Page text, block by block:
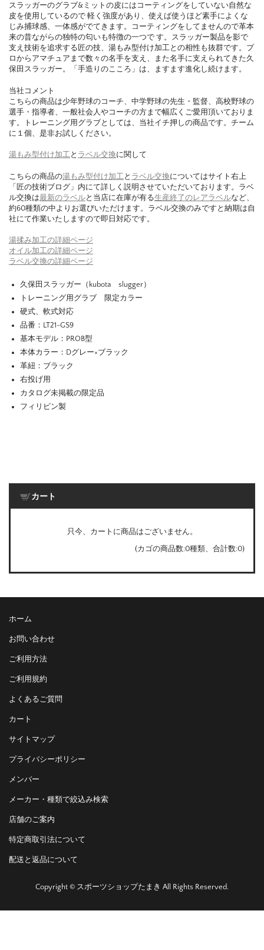
スラッガーのグラブ&ミットの皮にはコーティングをしていない自然な
皮を使用しているので 軽く強度があり、使えば使うほど素手によくな
じみ捕球感、一体感がでてきます。コーティングをしてませんので革本
来の昔ながらの独特の匂いも特徴の一つで す。スラッガー製品を影で
支え技術を追求する匠の技、湯もみ型付け加工との相性も抜群です。プ
ロからアマチュアまで数々の名手を支え、また名手に支えられてきた久
保田スラッガー。「手造りのこころ」は、ますます進化し続けます。
当社コメント
こちらの商品は少年野球のコーチ、中学野球の先生・監督、高校野球の
選手・指導者、一般社会人やコーチの方まで幅広くご愛用頂いておりま
す。トレーニング用グラブとしては、当社イチ押しの商品です。チーム
に１個、是非お試しください。
湯もみ型付け加工と ラベル交換に関して
こちらの商品の湯もみ型付け加工 と ラベル交換についてはサイト右上
「匠の技術ブログ」内にて詳しく説明させていただいております。ラベ
ル交換は最新のラベルと当店に在庫が有る生産終了のレアラベルなど、
約60種類の中よりお選びいただけます。ラベル交換のみですと納期は自
社にて作業いたしますので即日対応です。
湯揉み加工の詳細ページ
オイル加工の詳細ページ
ラベル交換の詳細ページ
久保田スラッガー（kubota slugger）
トレーニング用グラブ 限定カラー
硬式、軟式対応
品番：LT21-GS9
基本モデル：PROB型
本体カラー：Dグレー×ブラック
革紐：ブラック
右投げ用
カタログ未掲載の限定品
フィリピン製
カート
只今、カートに商品はございません。
(カゴの商品数:0種類、合計数:0)
ホーム
お問い合わせ
ご利用方法
ご利用規約
よくあるご質問
カート
サイトマップ
プライバシーポリシー
メンバー
メーカー・種類で絞込み検索
店舗のご案内
特定商取引法について
配送と返品について
Copyright © スポーツショップたまき All Rights Reserved.